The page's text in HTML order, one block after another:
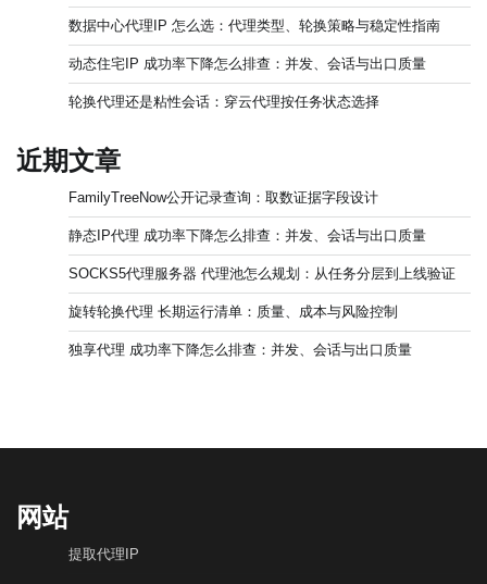
数据中心代理IP 怎么选：代理类型、轮换策略与稳定性指南
动态住宅IP 成功率下降怎么排查：并发、会话与出口质量
轮换代理还是粘性会话：穿云代理按任务状态选择
近期文章
FamilyTreeNow公开记录查询：取数证据字段设计
静态IP代理 成功率下降怎么排查：并发、会话与出口质量
SOCKS5代理服务器 代理池怎么规划：从任务分层到上线验证
旋转轮换代理 长期运行清单：质量、成本与风险控制
独享代理 成功率下降怎么排查：并发、会话与出口质量
网站
提取代理IP